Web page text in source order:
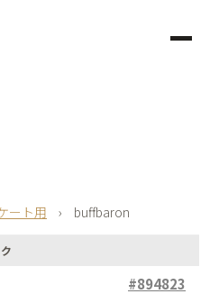
ート用 › buffbaron
#894823